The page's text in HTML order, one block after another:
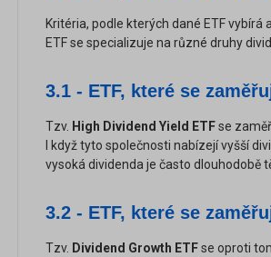
Kritéria, podle kterých dané ETF
ETF se specializuje na různé druhy
3.1 - ETF, které se
Tzv. High Dividend Yield ETFse
I když tyto společnosti nabízejí vyšší
vysoká dividenda je často dlouhodobě
3.2 - ETF, které se
Tzv. Dividend Growth ETFse oproti